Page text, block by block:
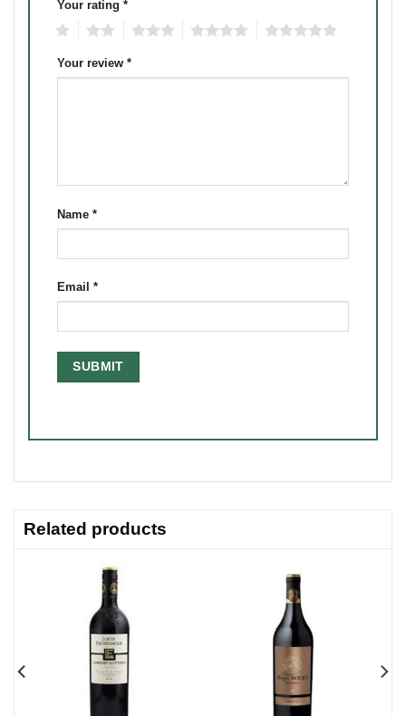
Your rating *
Your review *
Name *
Email *
Related products